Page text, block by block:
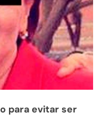
para evitar ser